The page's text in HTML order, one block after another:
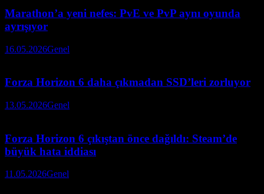
Marathon’a yeni nefes: PvE ve PvP aynı oyunda
ayrışıyor
16.05.2026Genel
Forza Horizon 6 daha çıkmadan SSD’leri zorluyor
13.05.2026Genel
Forza Horizon 6 çıkıştan önce dağıldı: Steam’de
büyük hata iddiası
11.05.2026Genel